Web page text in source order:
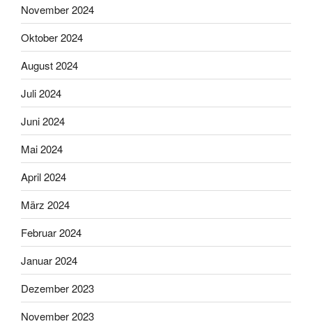
November 2024
Oktober 2024
August 2024
Juli 2024
Juni 2024
Mai 2024
April 2024
März 2024
Februar 2024
Januar 2024
Dezember 2023
November 2023